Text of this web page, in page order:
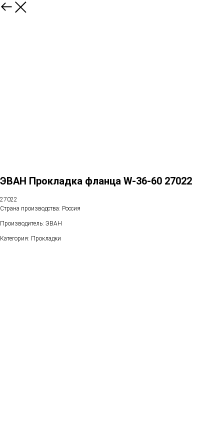
ЭВАН Прокладка фланца W-36-60 27022
27022
Страна производства: Россия
Производитель: ЭВАН
Категория: Прокладки